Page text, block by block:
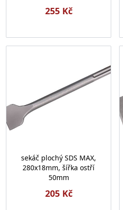
255 Kč
sekáč plochý SDS MAX,
280x18mm, šířka ostří
50mm
205 Kč